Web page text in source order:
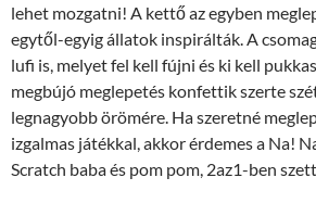
lehet mozgatni! A kettő az egyben
egytől-egyig állatok inspirálták. A
lufi is, melyet fel kell fújni és ki kell
megbújó meglepetés konfettik szerte
legnagyobb örömére. Ha szeretné
izgalmas játékkal, akkor érdemes a Na!
Scratch baba és pom pom, 2az1-ben